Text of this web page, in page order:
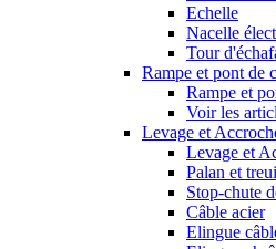
Echelle
Nacelle
Tour
Rampe et pont de
Rampe et
Voir les
Levage et
Levage et
Palan et
Stop-chute
Câble acier
Elingue